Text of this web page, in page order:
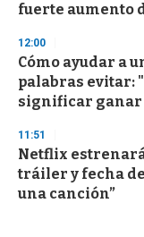
fuerte aumento
12:00
Cómo ayudar a
palabras evitar:
significar ganar
11:51
Netflix
tráiler y fecha
una canción”